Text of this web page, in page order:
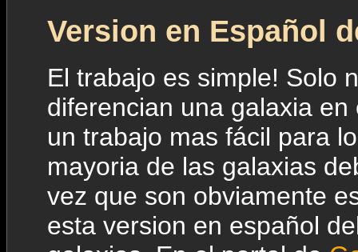
Version en Español
El trabajo es simple! Solo
diferencian una galaxia
un trabajo mas fácil para
mayoria de las galaxias
vez que son obviamente
esta version en español